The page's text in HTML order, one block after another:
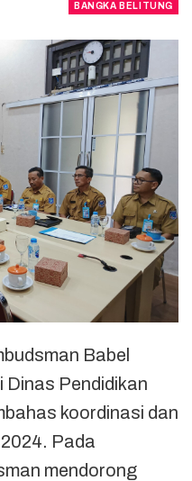
BANGKA BELITUNG
Babel
Dinas Pendidikan
koordinasi dan
Pada
mendorong